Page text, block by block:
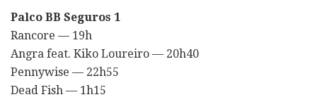
Palco BB Seguros 1
Rancore — 19h
Angra feat. Kiko Loureiro — 20h40
Pennywise — 22h55
Dead Fish — 1h15